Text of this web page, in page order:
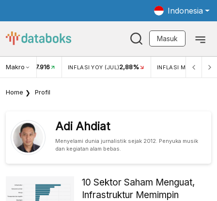
Indonesia
Masuk
Makro
USD/IDR 17.916 INFLASI YOY (JUL)2,88% INFLASI MOM (JUL)
Home Profil
Adi Ahdiat
Menyelami dunia jurnalistik sejak 2012. Penyuka musik
dan kegiatan alam bebas.
10 Sektor Saham Menguat,
Infrastruktur Memimpin